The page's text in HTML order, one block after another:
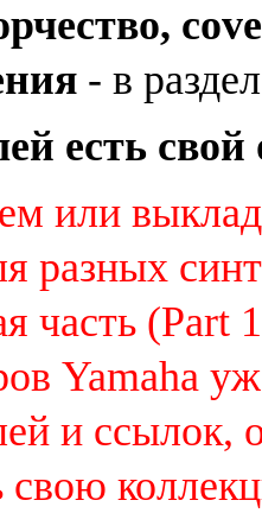
- в
есть
или
разных
часть
Yamaha
и ссылок,
свою